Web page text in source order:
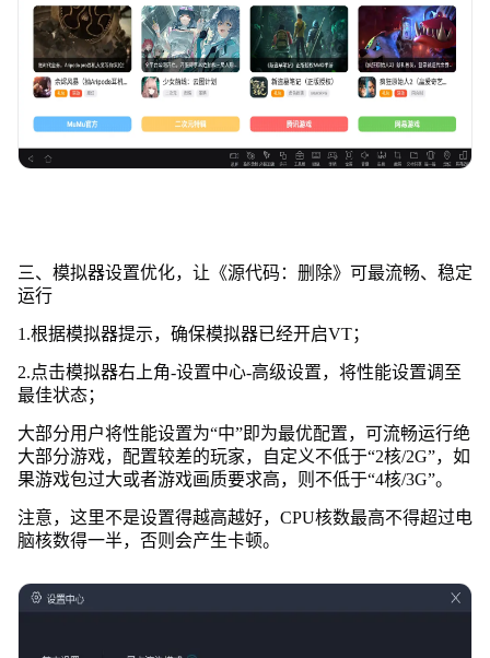
三、模拟器设置优化，让《源代码：删除》可最流畅、稳定
运行
1.根据模拟器提示，确保模拟器已经开启VT；
2.点击模拟器右上角-设置中心-高级设置，将性能设置调至
最佳状态；
大部分用户将性能设置为“中”即为最优配置，可流畅运行绝
大部分游戏，配置较差的玩家，自定义不低于“2核/2G”，如
果游戏包过大或者游戏画质要求高，则不低于“4核/3G”。
注意，这里不是设置得越高越好，CPU核数最高不得超过电
脑核数得一半，否则会产生卡顿。